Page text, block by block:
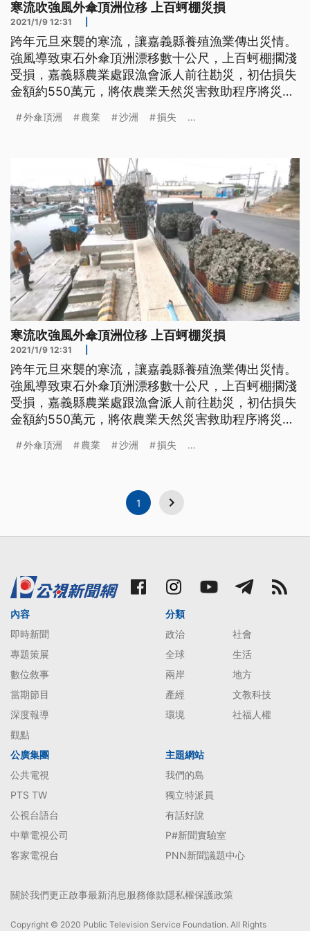
寒流吹強風外傘頂洲位移 上百蚵棚災損
2021/1/9 12:31
跨年元旦來襲的寒流，讓嘉義縣養殖漁業傳出災情。
強風導致東石外傘頂洲漂移數十公尺，上百蚵棚擱淺
受損，嘉義縣農業處跟漁會派人前往勘災，初估損失
金額約550萬元，將依農業天然災害救助程序將災情
處表示等天氣好轉，蚵農若通報蚵棚有新的災損，會
蚵棚，上百萬的損失讓他們欲哭無淚。元旦期間的寒
流讓全台氣溫下降，天氣冷
外傘頂洲 農業 沙洲 損失 ...
寒流吹強風外傘頂洲位移 上百蚵棚災損
2021/1/9 12:31
跨年元旦來襲的寒流，讓嘉義縣養殖漁業傳出災情。
強風導致東石外傘頂洲漂移數十公尺，上百蚵棚擱淺
受損，嘉義縣農業處跟漁會派人前往勘災，初估損失
金額約550萬元，將依農業天然災害救助程序將災情
處表示等天氣好轉，蚵農若通報蚵棚有新的災損，會
流讓全台氣溫下降，天氣冷
外傘頂洲 農業 沙洲 損失 ...
1
內容
即時新聞
專題策展
數位敘事
當期節目
深度報導
觀點
分類
政治
社會
全球
生活
兩岸
地方
產經
文教科技
環境
社福人權
公廣集團
公共電視
PTS TW
公視台語台
中華電視公司
客家電視台
主題網站
我們的島
獨立特派員
有話好說
P#新聞實驗室
PNN新聞議題中心
關於我們更正啟事最新消息服務條款隱私權保護政策
Copyright © 2020 Public Television Service Foundation. All Rights